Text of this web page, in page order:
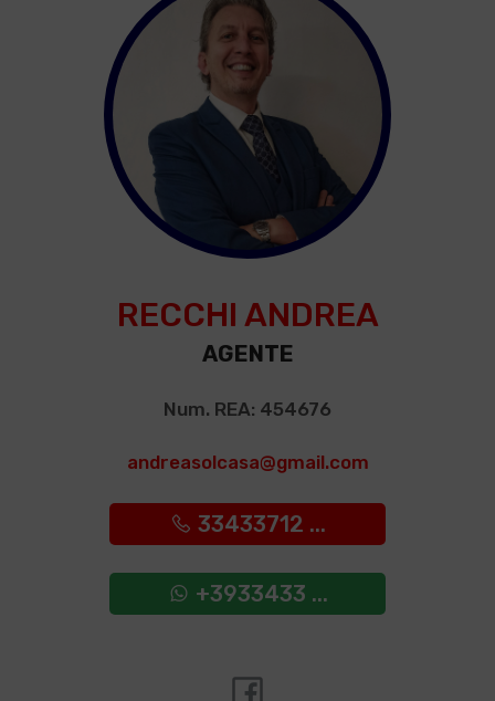
RECCHI ANDREA
AGENTE
Num. REA: 454676
andreasolcasa@gmail.com
33433712 ...
+3933433 ...